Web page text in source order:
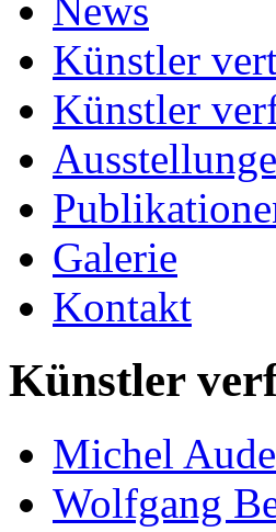
News
Künstler
Künstler
Galerie
Kontakt
Künstler
Michel
Wolfgang